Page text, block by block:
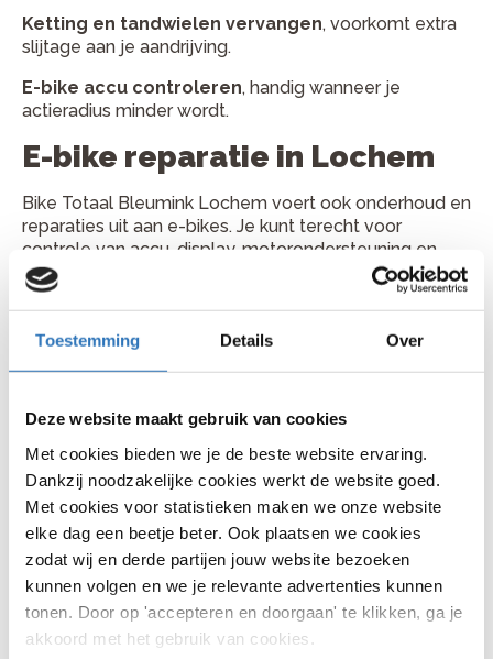
Toestemming Details Over
Deze website maakt gebruik van cookies
Met cookies bieden we je de beste website ervaring.
Dankzij noodzakelijke cookies werkt de website goed.
Met cookies voor statistieken maken we onze website
elke dag een beetje beter. Ook plaatsen we cookies
zodat wij en derde partijen jouw website bezoeken
kunnen volgen en we je relevante advertenties kunnen
tonen. Door op 'accepteren en doorgaan' te klikken, ga je
akkoord met het gebruik van cookies.
Ketting en tandwielen vervangen, voorkomt extra
slijtage aan je aandrijving.
E-bike accu controleren, handig wanneer je
actieradius minder wordt.
E-bike reparatie in Lochem
Bike Totaal Bleumink Lochem voert ook onderhoud en
reparaties uit aan e-bikes. Je kunt terecht voor
controle van accu, display, motorondersteuning en
aandrijving. Ook wanneer je e-bike minder
ondersteuning geeft of een storing toont, kan de
werkplaats met je meekijken.
Plan je fietsreparatie bij Bike
Je vindt Bike Totaal Bleumink Lochem aan
Walderstraat 22, 7241 BJ in Lochem. Bellen kan via
0573 251 712. Kom gerust langs met je fiets of bel
vooraf voor een handig moment.
Veelgestelde vragen